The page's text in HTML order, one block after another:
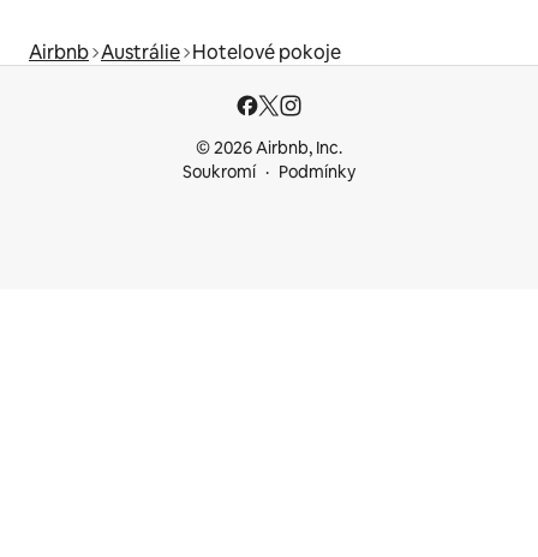
Airbnb Austrálie Hotelové pokoje
© 2026 Airbnb, Inc.
Soukromí
Podmínky